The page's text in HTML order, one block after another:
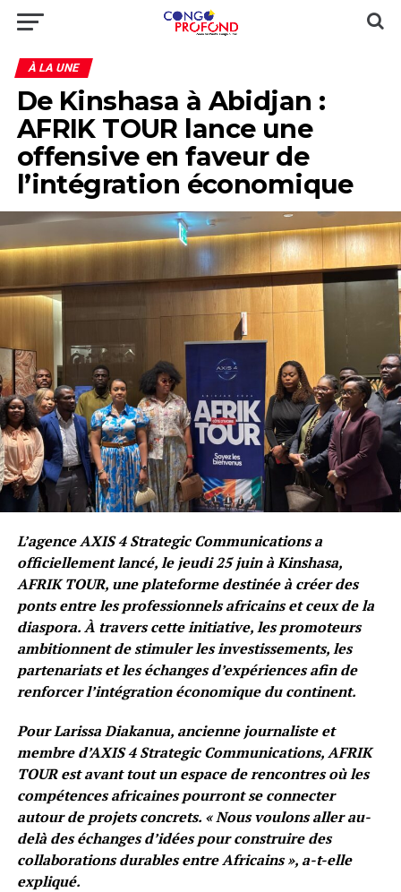
À LA UNE
De Kinshasa à Abidjan :
AFRIK TOUR lance une
offensive en faveur de
l’intégration économique
L’agence AXIS 4 Strategic Communications a
officiellement lancé, le jeudi 25 juin à Kinshasa,
AFRIK TOUR, une plateforme destinée à créer des
ponts entre les professionnels africains et ceux de la
diaspora. À travers cette initiative, les promoteurs
ambitionnent de stimuler les investissements, les
partenariats et les échanges d’expériences afin de
renforcer l’intégration économique du continent.
Pour Larissa Diakanua, ancienne journaliste et
membre d’AXIS 4 Strategic Communications, AFRIK
TOUR est avant tout un espace de rencontres où les
compétences africaines pourront se connecter
autour de projets concrets. « Nous voulons aller au-
delà des échanges d’idées pour construire des
collaborations durables entre Africains », a-t-elle
expliqué.